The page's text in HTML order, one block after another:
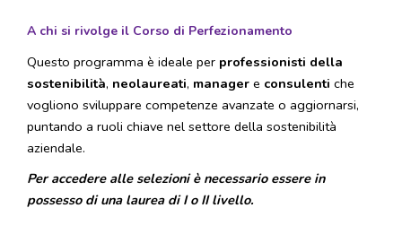
A chi si rivolge il Corso di Perfezionamento
Questo programma è ideale per professionisti della
sostenibilità, neolaureati, manager e consulenti che
vogliono sviluppare competenze avanzate o aggiornarsi,
puntando a ruoli chiave nel settore della sostenibilità
aziendale.
Per accedere alle selezioni è necessario essere in
possesso di una laurea di I o II livello.